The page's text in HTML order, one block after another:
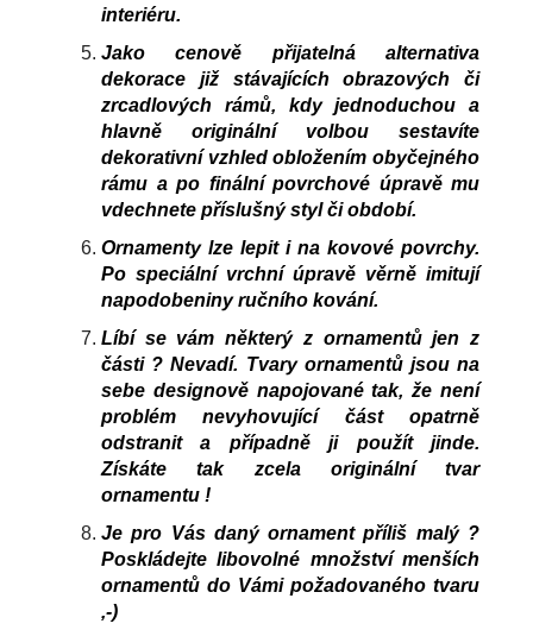
interiéru.
Jako cenově přijatelná alternativa
dekorace již stávajících obrazových či
zrcadlových rámů, kdy jednoduchou a
hlavně originální volbou sestavíte
dekorativní vzhled obložením obyčejného
rámu a po finální povrchové úpravě mu
vdechnete příslušný styl či období.
Ornamenty lze lepit i na kovové povrchy.
Po speciální vrchní úpravě věrně imitují
napodobeniny ručního kování.
Líbí se vám některý z ornamentů jen z
části ? Nevadí. Tvary ornamentů jsou na
sebe designově napojované tak, že není
problém nevyhovující část opatrně
odstranit a případně ji použít jinde.
Získáte tak zcela originální tvar
ornamentu !
Je pro Vás daný ornament příliš malý ?
Poskládejte libovolné množství menších
ornamentů do Vámi požadovaného tvaru
,-)